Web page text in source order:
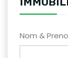
Nom &